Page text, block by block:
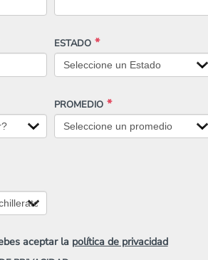
ESTADO
PROMEDIO
aceptar la política de privacidad